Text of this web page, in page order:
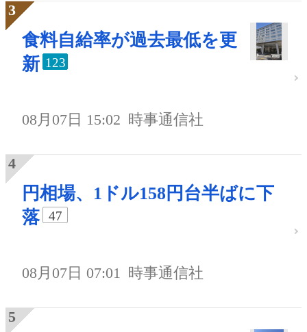
食料自給率が過去最低を更
新 123
08月07日 15:02 時事通信社
円相場、1ドル158円台半ばに下
落
47
08月07日 07:01 時事通信社